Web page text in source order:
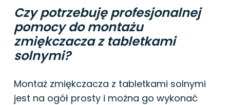
Czy potrzebuję profesjonalnej
pomocy do montażu
zmiękczacza z tabletkami
solnymi?
Montaż zmiękczacza z tabletkami solnymi
jest na ogół prosty i można go wykonać